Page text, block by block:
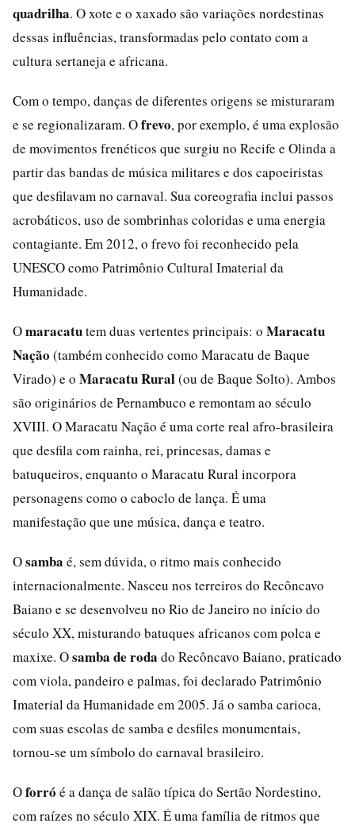
quadrilha. O xote e o xaxado são variações nordestinas
dessas influências, transformadas pelo contato com a
cultura sertaneja e africana.
Com o tempo, danças de diferentes origens se misturaram
e se regionalizaram. Ofrevo, por exemplo, é uma explosão
de movimentos frenéticos que surgiu no Recife e Olinda a
partir das bandas de música militares e dos capoeiristas
que desfilavam no carnaval. Sua coreografia inclui passos
acrobáticos, uso de sombrinhas coloridas e uma energia
contagiante. Em 2012, o frevo foi reconhecido pela
UNESCO como Patrimônio Cultural Imaterial da
Humanidade.
Omaracatutem duas vertentes principais: o Maracatu
Nação (também conhecido como Maracatu de Baque
Virado) e o Maracatu Rural(ou de Baque Solto). Ambos
são originários de Pernambuco e remontam ao século
XVIII. O Maracatu Nação é uma corte real afro-brasileira
que desfila com rainha, rei, princesas, damas e
batuqueiros, enquanto o Maracatu Rural incorpora
personagens como o caboclo de lança. É uma
manifestação que une música, dança e teatro.
Osamba é, sem dúvida, o ritmo mais conhecido
internacionalmente. Nasceu nos terreiros do Recôncavo
Baiano e se desenvolveu no Rio de Janeiro no início do
século XX, misturando batuques africanos com polca e
maxixe. Osamba de roda do Recôncavo Baiano, praticado
com viola, pandeiro e palmas, foi declarado Patrimônio
Imaterial da Humanidade em 2005. Já o samba carioca,
com suas escolas de samba e desfiles monumentais,
tornou-se um símbolo do carnaval brasileiro.
Oforró é a dança de salão típica do Sertão Nordestino,
com raízes no século XIX. É uma família de ritmos que